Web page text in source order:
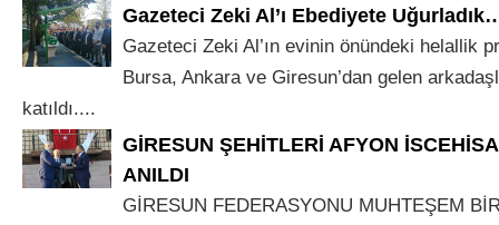
Gazeteci Zeki Al’ı Ebediyete
Gazeteci Zeki Al’ın evinin önündeki helallik
Bursa, Ankara ve Giresun’dan gelen
katıldı....
GİRESUN ŞEHİTLERİ AFYON
ANILDI
GİRESUN FEDERASYONU MUHTEŞEM